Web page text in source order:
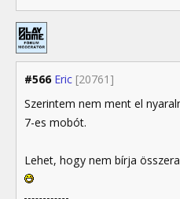
#566 Eric [20761]
Szerintem nem ment el
7-es mobót.
Lehet, hogy nem bírja